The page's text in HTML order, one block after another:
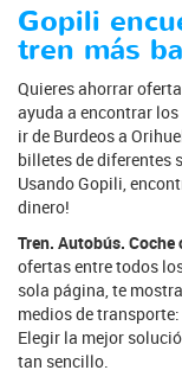
Gopili
tren más
Quieres ahorrar
ayuda a encontrar
ir de Burdeos a
billetes de diferentes
Usando Gopili,
dinero!
Tren. Autobús.
ofertas entre todos
sola página, te
medios de
Elegir la mejor
tan sencillo.